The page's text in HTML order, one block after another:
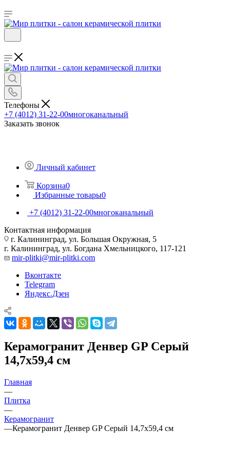
Телефоны
+7 (4012) 31-22-00многоканальный
Заказать звонок
Личный кабинет
Корзина0
Избранные товары0
+7 (4012) 31-22-00многоканальный
Контактная информация
г. Калининград, ул. Большая Окружная, 5
г. Калининград, ул. Богдана Хмельницкого, 117-121
mir-plitki@mir-plitki.com
Вконтакте
Telegram
Яндекс.Дзен
Керамогранит Денвер GP Серый
14,7х59,4 см
Главная
—
Плитка
—
Керамогранит
—Керамогранит Денвер GP Серый 14,7х59,4 см